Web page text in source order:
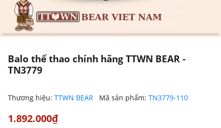
Balo thể thao chính hãng TTWN BEAR -
TN3779
Thương hiệu: TTWN BEAR Mã sản phẩm: TN3779-110
1.892.000₫